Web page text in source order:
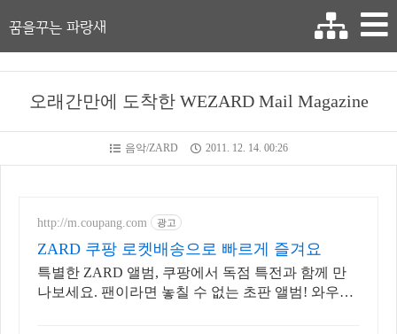
꿈을꾸는 파랑새
오래간만에 도착한 WEZARD Mail Magazine
음악/ZARD 2011. 12. 14. 00:26
http://m.coupang.com 광고
ZARD 쿠팡 로켓배송으로 빠르게 즐겨요
특별한 ZARD 앨범, 쿠팡에서 독점 특전과 함께 만
나보세요. 팬이라면 놓칠 수 없는 초판 앨범! 와우회